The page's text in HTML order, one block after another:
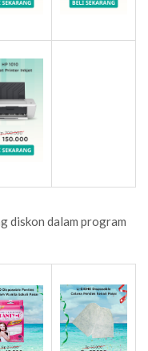
diskon dalam program